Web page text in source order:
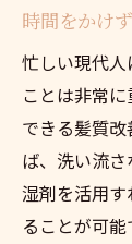
時間をかけ
忙しい現代
ことは非常
できる髪質
ば、洗い流
湿剤を活用
ることが可